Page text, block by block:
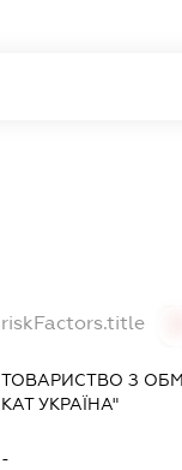
riskFactors.title
ТОВАРИСТВО З
КАТ УКРАЇНА"
-